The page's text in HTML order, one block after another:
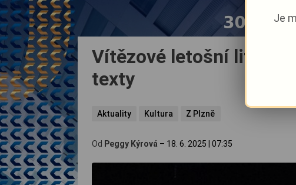
Vítězové letošní
texty
Aktuality Kultura Z Plzně
Od Peggy Kýrová – 18. 6. 2025 07:35
Je